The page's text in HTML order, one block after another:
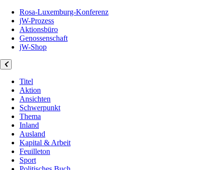
Rosa-Luxemburg-Konferenz
jW-Prozess
Aktionsbüro
Genossenschaft
jW-Shop
Titel
Aktion
Ansichten
Schwerpunkt
Thema
Inland
Ausland
Kapital & Arbeit
Feuilleton
Sport